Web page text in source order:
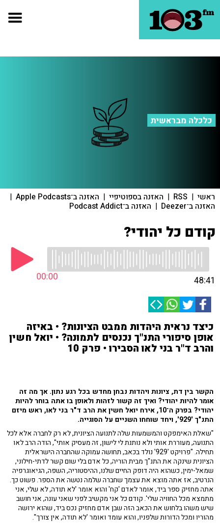
כלכלה מבראשית
ראשי |
RSS
| האזנה בספוטיפיי | האזנה ב־Apple Podcasts |
האזנה ב־Deezer | האזנה ב־Podcast Addict
קודם כל יהודי?
00:00 48:41
כיצד נראית היהדות ממבט הציונות? • באיזה
אופן סיפורי התנ"ך נכנסים לתמונה? • יואל חשין
והרב ד"ר בני לאו הסבירו • פרק 10
הקשר בין דת, ציונות ויהדות נבחן מחדש בכל רגע נתון. אך מה זה
אומר להיות יהודי? ואיך זה קשור לזהות ולאופן בו אתה בוחר להיות
יהודי? בפרק ה־10, אירח יואל חשין את הרב ד"ר בני לאו, ראש מיזם
התנ"ך '929', ויחד שוחחו השניים על הסוגייה.
"שאלת האימפקט והמשמעות שלה לתנועה הציונית, לא רק לחברה אלא לכל
התנועה, מעוררת אותי ולא נותנת לי לישון, זה מעסיק אותי", הודה הרב לאו
תחילה. "פרויקט '929' נולד בכאב, תחושה עמוקה שהחברה הישראלית
הציונית שינקה את התנ"ך מבית הוריה, כל אדם בלי שום קשר לדתי-חילוני,
שמאל-ימין, כשהוא היה דופק החיים שלנו, ההיסטוריה, השפה, הגיאוגרפיה
הנרטיב, אז אתה מוצא את עצמך שחברה שלמה נטשה את הספר. פשוט כך.
אתה מחזיק ספר ביד, אומר לאדם 'קח' והוא אומר 'לא תודה, לא שלי, אני
מתמצא מכל החוויה שלי'. קודם כל אני מקשיב לפני שאני עונה, אני חושב
שיש משהו בלחוש את הכאב הזה שבן אדם מחזיק נכס ביד, שהוא ירושה
מהוריו ומכל הדורות שלפניו, והוא עומד ואומר 'לא תודה, אין צורך".